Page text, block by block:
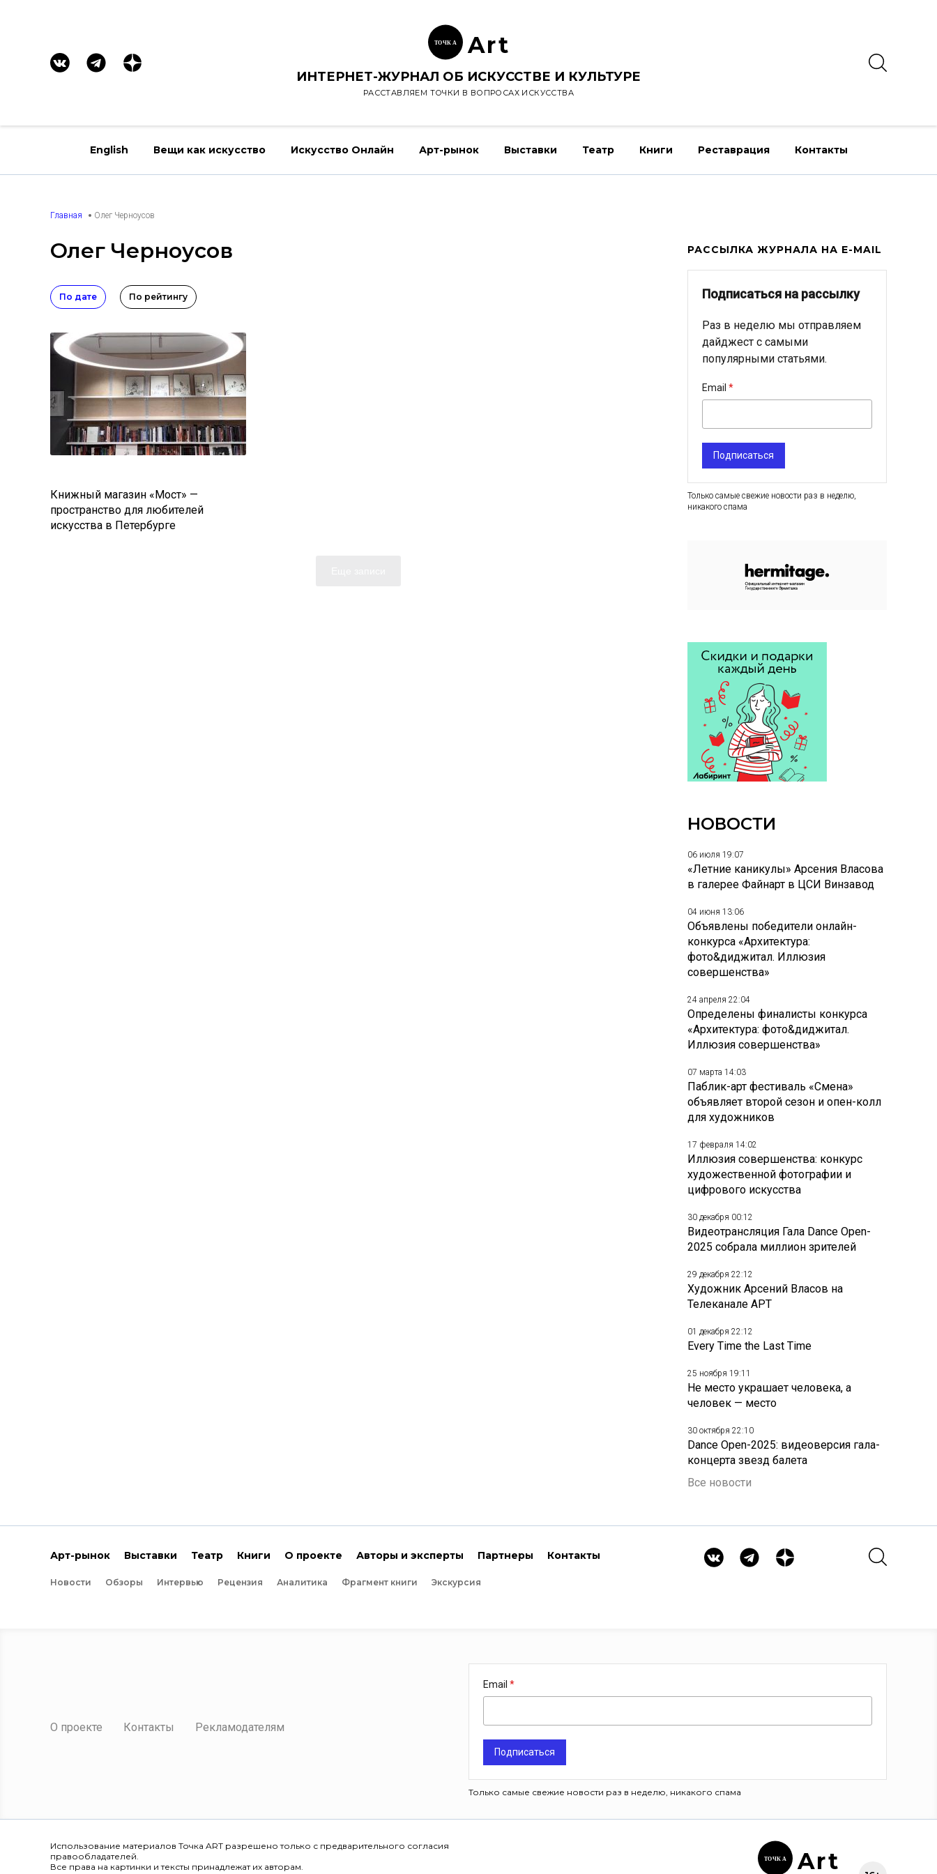
ТОЧК А Art
ИНТЕРНЕТ-ЖУРНАЛ ОБ ИСКУССТВЕ И КУЛЬТУРЕ
РАССТАВЛЯЕМ ТОЧКИ В ВОПРОСАХ ИСКУССТВА
English Вещи как искусство Искусство Онлайн Арт-рынок Выставки Театр Книги Реставрация Контакты
Главная Олег Черноусов
Олег Черноусов
По дате По рейтингу
Книжный магазин «Мост» —
пространство для любителей
искусства в Петербурге
РАССЫЛКА ЖУРНАЛА НА E-MAIL
Подписаться на рассылку
Раз в неделю мы отправляем
дайджест с самыми
популярными статьями.
Email
Подписаться
Только самые свежие новости раз в неделю,
никакого спама
НОВОСТИ
06 июля 19:07
«Летние каникулы» Арсения Власова
в галерее Файнарт в ЦСИ Винзавод
04 июня 13:06
Объявлены победители онлайн-
конкурса «Архитектура:
фото&диджитал. Иллюзия
совершенства»
24 апреля 22:04
Определены финалисты конкурса
«Архитектура: фото&диджитал.
Иллюзия совершенства»
07 марта 14:03
Паблик-арт фестиваль «Смена»
объявляет второй сезон и опен-колл
для художников
17 февраля 14:02
Иллюзия совершенства: конкурс
художественной фотографии и
цифрового искусства
30 декабря 00:12
Видеотрансляция Гала Dance Open-
2025 собрала миллион зрителей
29 декабря 22:12
Художник Арсений Власов на
Телеканале АРТ
01 декабря 22:12
Every Time the Last Time
25 ноября 19:11
Не место украшает человека, а
человек — место
30 октября 22:10
Dance Open-2025: видеоверсия гала-
концерта звезд балета
Все новости
Арт-рынок Выставки Театр Книги О проекте Авторы и эксперты Партнеры Контакты
Новости Обзоры Интервью Рецензия Аналитика Фрагмент книги Экскурсия
О проекте Контакты Рекламодателям
Email
Подписаться
Только самые свежие новости раз в неделю, никакого спама
Использование материалов Точка ART разрешено только с предварительного согласия
правообладателей.
Все права на картинки и тексты принадлежат их авторам.
ТОЧК А Art